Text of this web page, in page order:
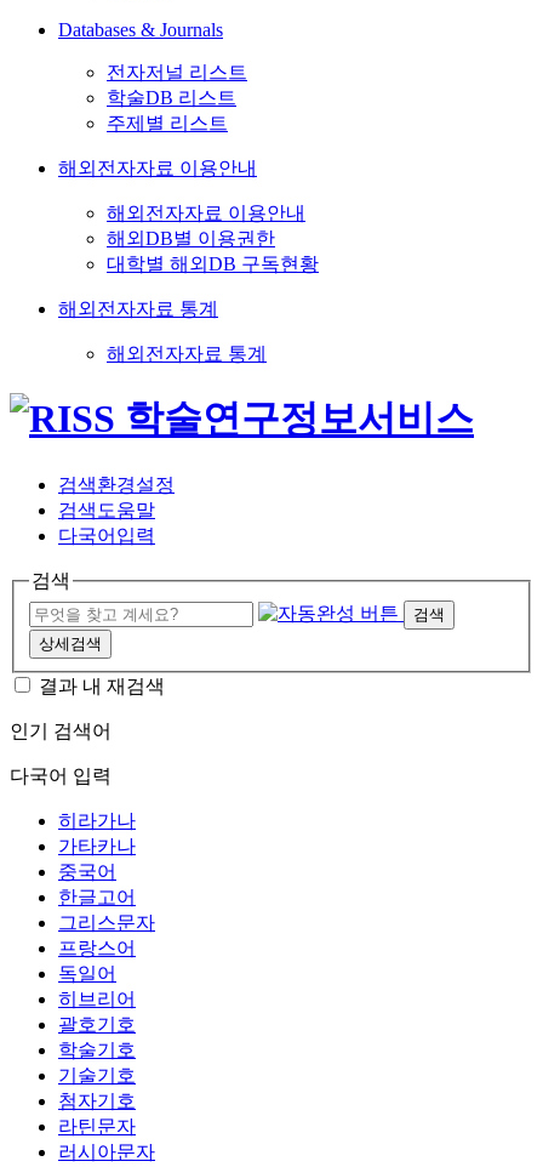
Databases & Journals
전자저널 리스트
학술DB 리스트
주제별 리스트
해외전자자료 이용안내
해외전자자료 이용안내
해외DB별 이용권한
대학별 해외DB 구독현황
해외전자자료 통계
해외전자자료 통계
검색환경설정
검색도움말
다국어입력
검색
검색
상세검색
결과 내 재검색
인기 검색어
다국어 입력
히라가나
가타카나
중국어
한글고어
그리스문자
프랑스어
독일어
히브리어
괄호기호
학술기호
기술기호
첨자기호
라틴문자
러시아문자